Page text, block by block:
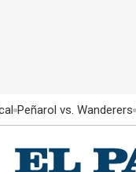
Peñarol vs. Wanderers